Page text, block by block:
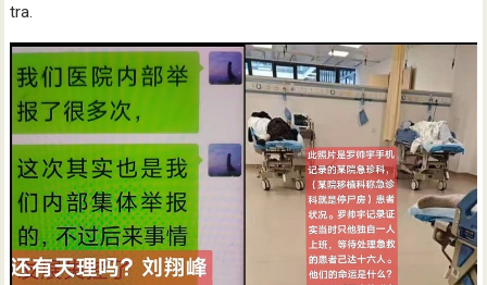
tra.